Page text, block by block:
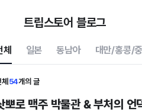
트립스토어 블로그
체 일본 동남아 대만/홍콩/
54개의 글
뽀로 맥주 박물관 & 부처의 언